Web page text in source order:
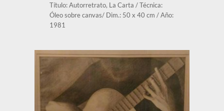
Título: Autorretrato, La Carta / Técnica:
Óleo sobre canvas/ Dim.: 50 x 40 cm / Año:
1981